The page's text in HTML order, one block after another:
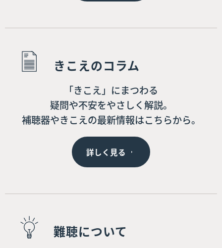
きこえのコラム
「きこえ」にまつわる
疑問や不安をやさしく解説。
補聴器やきこえの最新情報はこちらから。
詳しく見る
難聴について